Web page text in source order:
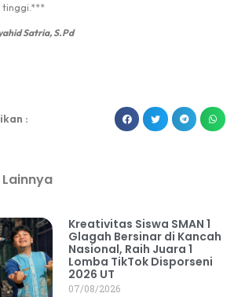
tinggi.***
Satria, S.Pd
:
Kreativitas Siswa SMAN 1
Glagah Bersinar di Kancah
Nasional, Raih Juara 1
Lomba TikTok Disporseni
2026 UT
07/08/2026